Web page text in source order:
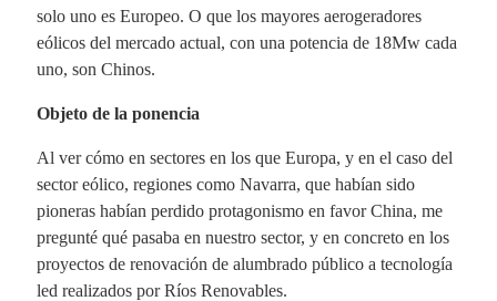
solo uno es Europeo. O que los mayores aerogeradores
eólicos del mercado actual, con una potencia de 18Mw cada
uno, son Chinos.
Objeto de la ponencia
Al ver cómo en sectores en los que Europa, y en el caso del
sector eólico, regiones como Navarra, que habían sido
pioneras habían perdido protagonismo en favor China, me
pregunté qué pasaba en nuestro sector, y en concreto en los
proyectos de renovación de alumbrado público a tecnología
led realizados por Ríos Renovables.